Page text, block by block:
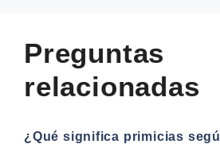
Preguntas
relacionadas
¿Qué significa primicias